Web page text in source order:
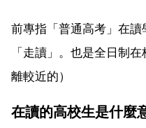
前專指「普通高考」在
「走讀」。也是全日制
離較近的）
在讀的高校生是什麼